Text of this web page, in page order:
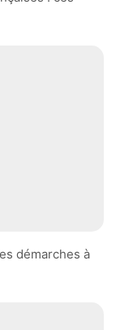
démarches à